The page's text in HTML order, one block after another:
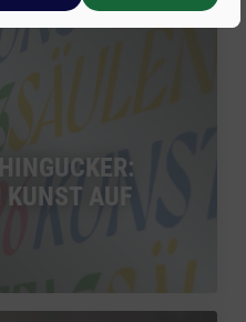
KUNST AUFDetails